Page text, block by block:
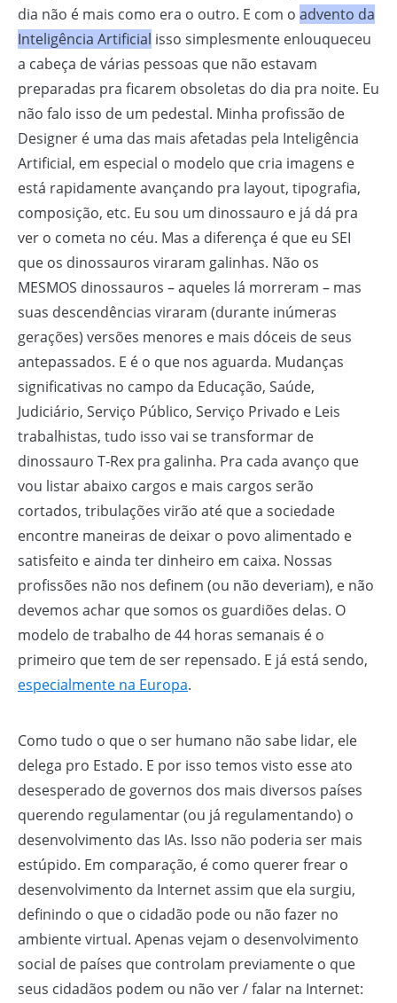
dia não é mais como era o outro. E com o advento da
Inteligência Artificial isso simplesmente enlouqueceu
a cabeça de várias pessoas que não estavam
preparadas pra ficarem obsoletas do dia pra noite. Eu
não falo isso de um pedestal. Minha profissão de
Designer é uma das mais afetadas pela Inteligência
Artificial, em especial o modelo que cria imagens e
está rapidamente avançando pra layout, tipografia,
composição, etc. Eu sou um dinossauro e já dá pra
ver o cometa no céu. Mas a diferença é que eu SEI
que os dinossauros viraram galinhas. Não os
MESMOS dinossauros – aqueles lá morreram – mas
suas descendências viraram (durante inúmeras
gerações) versões menores e mais dóceis de seus
antepassados. E é o que nos aguarda. Mudanças
significativas no campo da Educação, Saúde,
Judiciário, Serviço Público, Serviço Privado e Leis
trabalhistas, tudo isso vai se transformar de
dinossauro T-Rex pra galinha. Pra cada avanço que
vou listar abaixo cargos e mais cargos serão
cortados, tribulações virão até que a sociedade
encontre maneiras de deixar o povo alimentado e
satisfeito e ainda ter dinheiro em caixa. Nossas
profissões não nos definem (ou não deveriam), e não
devemos achar que somos os guardiões delas. O
modelo de trabalho de 44 horas semanais é o
primeiro que tem de ser repensado. E já está sendo,
especialmente na Europa.
Como tudo o que o ser humano não sabe lidar, ele
delega pro Estado. E por isso temos visto esse ato
desesperado de governos dos mais diversos países
querendo regulamentar (ou já regulamentando) o
desenvolvimento das IAs. Isso não poderia ser mais
estúpido. Em comparação, é como querer frear o
desenvolvimento da Internet assim que ela surgiu,
definindo o que o cidadão pode ou não fazer no
ambiente virtual. Apenas vejam o desenvolvimento
social de países que controlam previamente o que
seus cidadãos podem ou não ver / falar na Internet: